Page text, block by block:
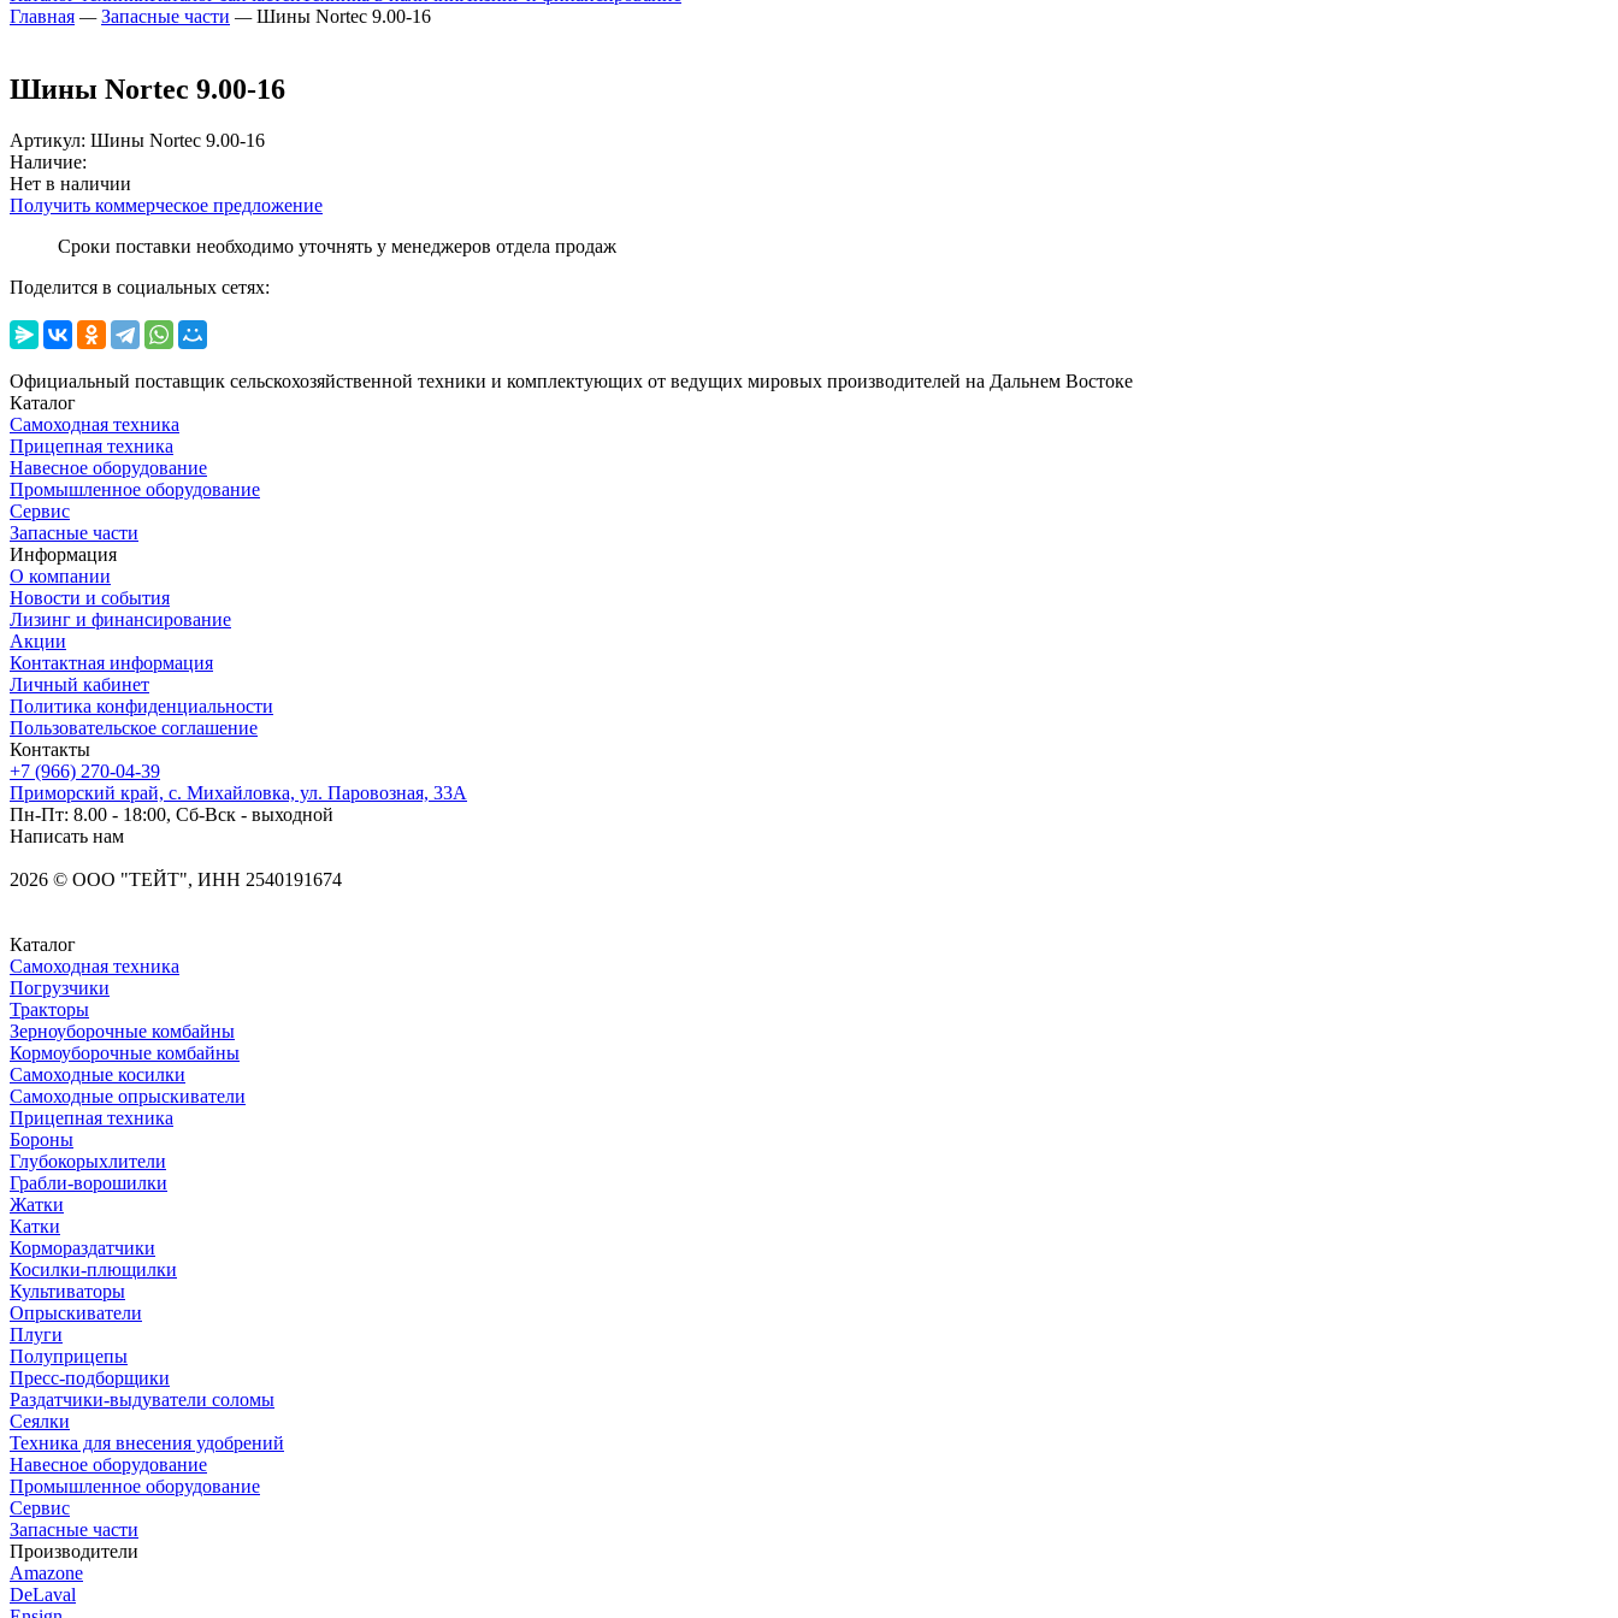
Главная — Запасные части — Шины Nortec 9.00-16
Шины Nortec 9.00-16
Артикул: Шины Nortec 9.00-16
Наличие:
Нет в наличии
Получить коммерческое предложение
Сроки поставки необходимо уточнять у менеджеров отдела продаж
Поделится в социальных сетях:
Официальный поставщик сельскохозяйственной техники и комплектующих от ведущих мировых производителей на Дальнем Востоке
Каталог
Самоходная техника
Прицепная техника
Навесное оборудование
Промышленное оборудование
Сервис
Запасные части
Информация
О компании
Новости и события
Лизинг и финансирование
Акции
Контактная информация
Личный кабинет
Политика конфиденциальности
Пользовательское соглашение
Контакты
+7 (966) 270-04-39
Приморский край, с. Михайловка, ул. Паровозная, 33А
Пн-Пт: 8.00 - 18:00, Сб-Вск - выходной
Написать нам
2026 © OOO "ТЕЙТ", ИНН 2540191674
Каталог
Самоходная техника
Погрузчики
Тракторы
Зерноуборочные комбайны
Кормоуборочные комбайны
Самоходные косилки
Самоходные опрыскиватели
Прицепная техника
Бороны
Глубокорыхлители
Грабли-ворошилки
Жатки
Катки
Кормораздатчики
Косилки-плющилки
Культиваторы
Опрыскиватели
Плуги
Полуприцепы
Пресс-подборщики
Раздатчики-выдуватели соломы
Сеялки
Техника для внесения удобрений
Навесное оборудование
Промышленное оборудование
Сервис
Запасные части
Производители
Amazone
DeLaval